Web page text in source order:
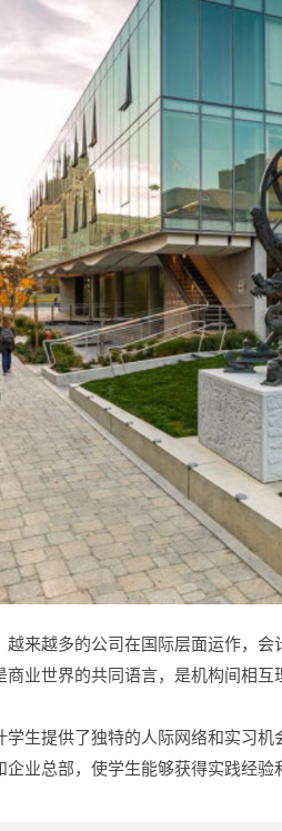
越来越多的公司在国际层面运作，
业世界的共同语言，是机构间相互
学生提供了独特的人际网络和实习
业总部，使学生能够获得实践经验